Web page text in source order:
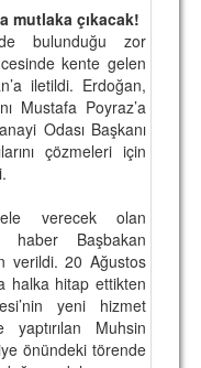
mutlaka çıkacak!
bulunduğu zor
kente gelen
iletildi. Erdoğan,
Mustafa Poyraz’a
Odası Başkanı
çözmeleri için
verecek olan
haber Başbakan
verildi. 20 Ağustos
halka hitap ettikten
yeni hizmet
yaptırılan Muhsin
önündeki törende